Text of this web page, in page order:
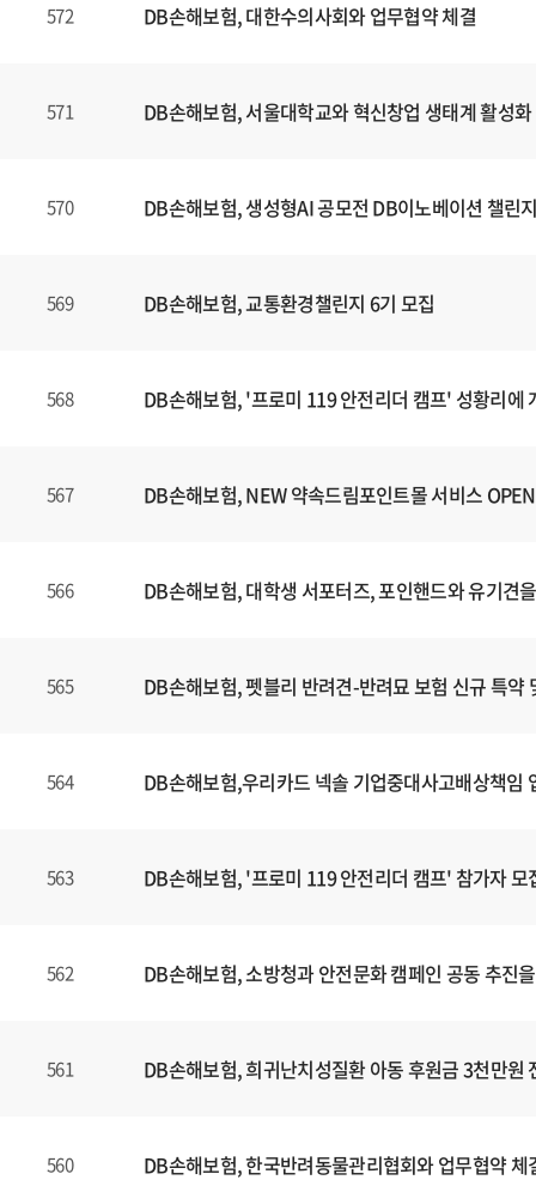
572 DB손해보험, 대한수의사회와 업무협약 체결
571 DB손해보험, 서울대학교와 혁신창업 생태계 활성
570 DB손해보험, 생성형AI 공모전 DB이노베이션 챌린
569 DB손해보험, 교통환경챌린지 6기 모집
568 DB손해보험, '프로미 119 안전리더 캠프' 성황리에
567 DB손해보험, NEW 약속드림포인트몰 서비스 OPEN
566 DB손해보험, 대학생 서포터즈, 포인핸드와 유기견
565 DB손해보험, 펫블리 반려견-반려묘 보험 신규 특약
564 DB손해보험,우리카드 넥솔 기업중대사고배상책임
563 DB손해보험, '프로미 119 안전리더 캠프' 참가자 모
562 DB손해보험, 소방청과 안전문화 캠페인 공동 추진
561 DB손해보험, 희귀난치성질환 아동 후원금 3천만원
560 DB손해보험, 한국반려동물관리협회와 업무협약 체